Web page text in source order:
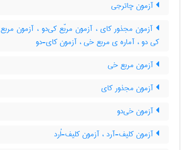
آزمون چاترجی
آزمون مجذور کای ، آزمون مربّع کی‌دو ، آزمون مربع
کی دو ، آماره ی مربع خی ، آزمون کای-دو
آزمون مربع خی
آزمون مجذور کای
آزمون خی‌دو
آزمون کلیف-آرد ، آزمون کلیف-اُرد